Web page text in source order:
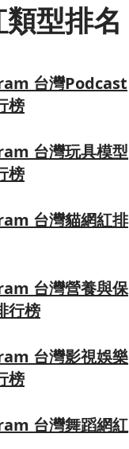
型排名
台灣Podcast
榜
台灣玩具模型
榜
台灣貓網紅排
台灣營養與保
行榜
台灣影視娛樂
榜
台灣舞蹈網紅